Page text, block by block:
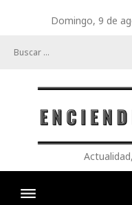
Domingo, 9 de